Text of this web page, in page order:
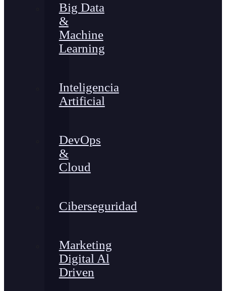
Big Data
&
Machine
Learning
Inteligencia
Artificial
DevOps
&
Cloud
Ciberseguridad
Marketing
Digital Al
Driven